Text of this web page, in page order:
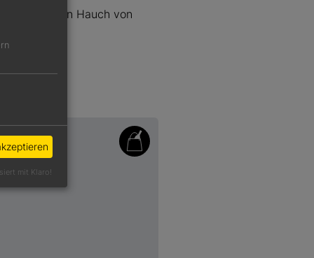
Apfel. Ein Hauch von
mit Klaro!